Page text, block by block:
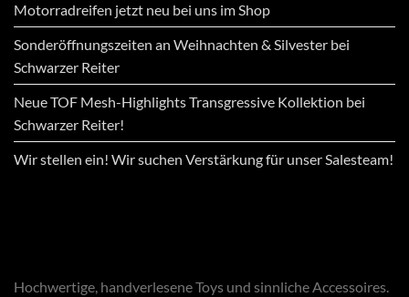
Motorradreifen jetzt neu bei uns im Shop
Sonderöffnungszeiten an Weihnachten & Silvester bei
Schwarzer Reiter
Neue TOF Mesh-Highlights Transgressive Kollektion bei
Schwarzer Reiter!
Wir stellen ein! Wir suchen Verstärkung für unser Salesteam!
Hochwertige, handverlesene Toys und sinnliche Accessoires.